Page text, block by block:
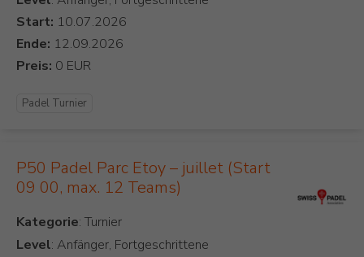
Start:
Ende:
Preis:
Padel Turnier
P50 Padel Parc Etoy – juillet (Start
09 00, max. 12 Teams)
Kategorie
Level: Anfänger, Fortgeschrittene